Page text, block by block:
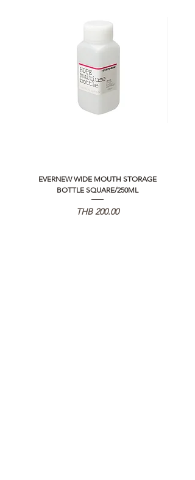
EVERNEW WIDE MOUTH STORAGE
BOTTLE SQUARE/250ML
価格
THB 200.00